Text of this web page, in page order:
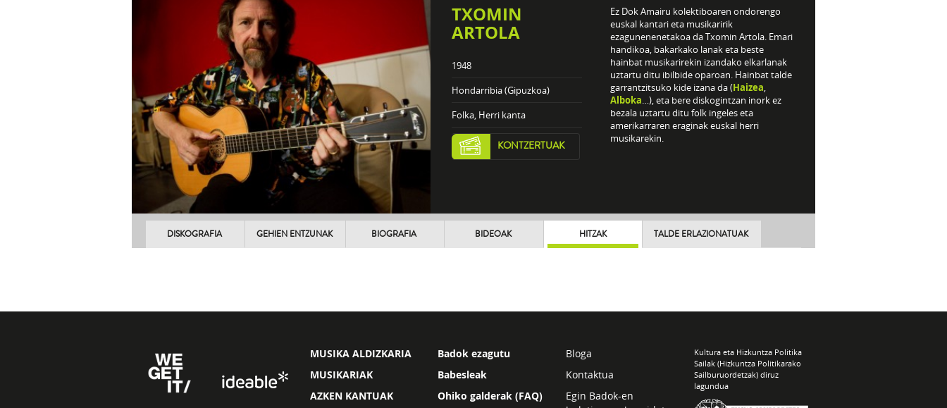
TXOMIN
ARTOLA
1948
Hondarribia (Gipuzkoa)
Folka, Herri kanta
KONTZERTUAK
Ez Dok Amairu kolektiboaren ondorengo
euskal kantari eta musikaririk
ezagunenenetakoa da Txomin Artola. Emari
handikoa, bakarkako lanak eta beste
hainbat musikarirekin izandako elkarlanak
uztartu ditu ibilbide oparoan. Hainbat talde
garrantzitsuko kide izana da (Haizea,
Alboka…), eta bere diskogintzan inork ez
bezala uztartu ditu folk ingeles eta
amerikarraren eraginak euskal herri
musikarekin.
DISKOGRAFIA GEHIEN ENTZUNAK BIOGRAFIA BIDEOAK HITZAK TALDE ERLAZIONATUAK
MUSIKA ALDIZKARIA
MUSIKARIAK
AZKEN KANTUAK
Badok ezagutu
Babesleak
Ohiko galderak (FAQ)
Bloga
Kontaktua
Egin Badok-en
Kultura eta Hizkuntza Politika
Sailak (Hizkuntza Politikarako
Sailburuordetzak) diruz
lagundua